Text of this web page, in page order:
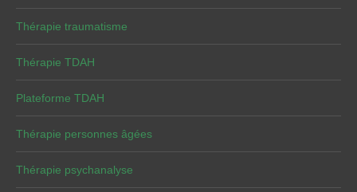
Thérapie traumatisme
Thérapie TDAH
Plateforme TDAH
Thérapie personnes âgées
Thérapie psychanalyse